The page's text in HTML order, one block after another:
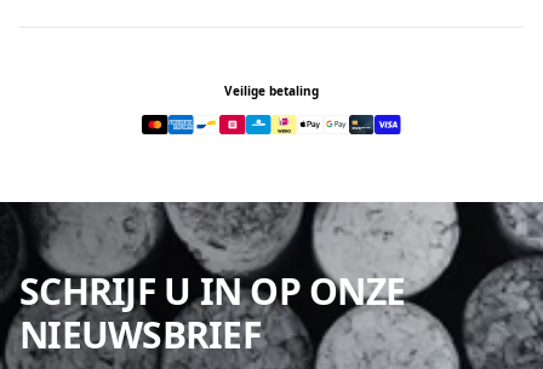
Veilige betaling
SCHRIJF U IN OP ONZE
NIEUWSBRIEF